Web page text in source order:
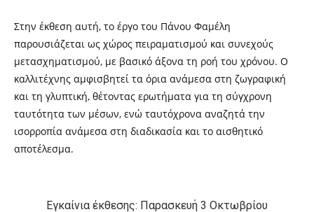
Στην έκθεση αυτή, το έργο του Πάνου Φαμέλη
παρουσιάζεται ως χώρος πειραματισμού και συνεχούς
μετασχηματισμού, με βασικό άξονα τη ροή του χρόνου. Ο
καλλιτέχνης αμφισβητεί τα όρια ανάμεσα στη ζωγραφική
και τη γλυπτική, θέτοντας ερωτήματα για τη σύγχρονη
ταυτότητα των μέσων, ενώ ταυτόχρονα αναζητά την
ισορροπία ανάμεσα στη διαδικασία και το αισθητικό
αποτέλεσμα.
Εγκαίνια έκθεσης: Παρασκευή 3 Οκτωβρίου